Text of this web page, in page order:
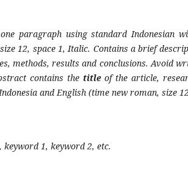
paragraph using standard Indonesian
12, space 1, Italic. Contains a brief
methods, results and conclusions. Avoid
contains the title of the article,
and English (time new roman, size
keyword 1, keyword 2, etc.